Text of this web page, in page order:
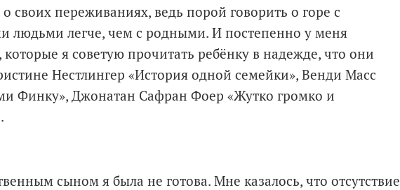
о своих переживаниях, ведь порой говорить о горе с
людьми легче, чем с родными. И постепенно у меня
которые я советую прочитать ребёнку в надежде, что они
Нестлингер «История одной семейки», Венди Масс
Финку», Джонатан Сафран Фоер «Жутко громко и
сыном я была не готова. Мне казалось, что отсутствие